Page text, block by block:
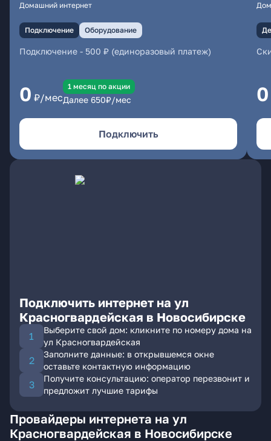
Домашний интернет
Подключение Оборудование
Подключение - 500 ₽ (единоразовый платеж)
0 ₽/мес
1 месяц по акции
Далее 650₽/мес
Подключить
0
Подключить интернет на ул
Красногвардейская в Новосибирске
Выберите свой дом: кликните по номеру дома на
ул Красногвардейская
Заполните данные: в открывшемся окне
оставьте контактную информацию
Получите консультацию: оператор перезвонит и
предложит лучшие тарифы
Провайдеры интернета на ул
Красногвардейская в Новосибирске